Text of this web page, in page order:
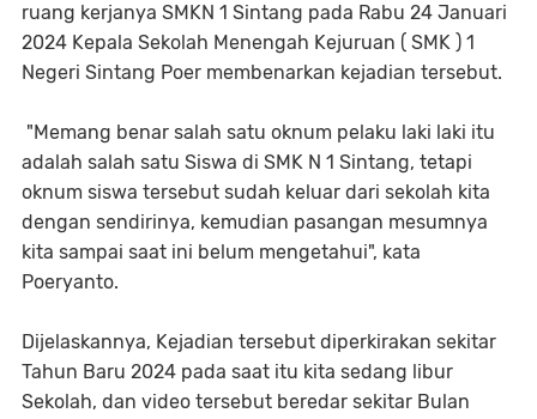
ruang kerjanya SMKN 1 Sintang pada Rabu 24 Januari
2024 Kepala Sekolah Menengah Kejuruan ( SMK ) 1
Negeri Sintang Poer membenarkan kejadian tersebut.
"Memang benar salah satu oknum pelaku laki laki itu
adalah salah satu Siswa di SMK N 1 Sintang, tetapi
oknum siswa tersebut sudah keluar dari sekolah kita
dengan sendirinya, kemudian pasangan mesumnya
kita sampai saat ini belum mengetahui", kata
Poeryanto.
Dijelaskannya, Kejadian tersebut diperkirakan sekitar
Tahun Baru 2024 pada saat itu kita sedang libur
Sekolah, dan video tersebut beredar sekitar Bulan